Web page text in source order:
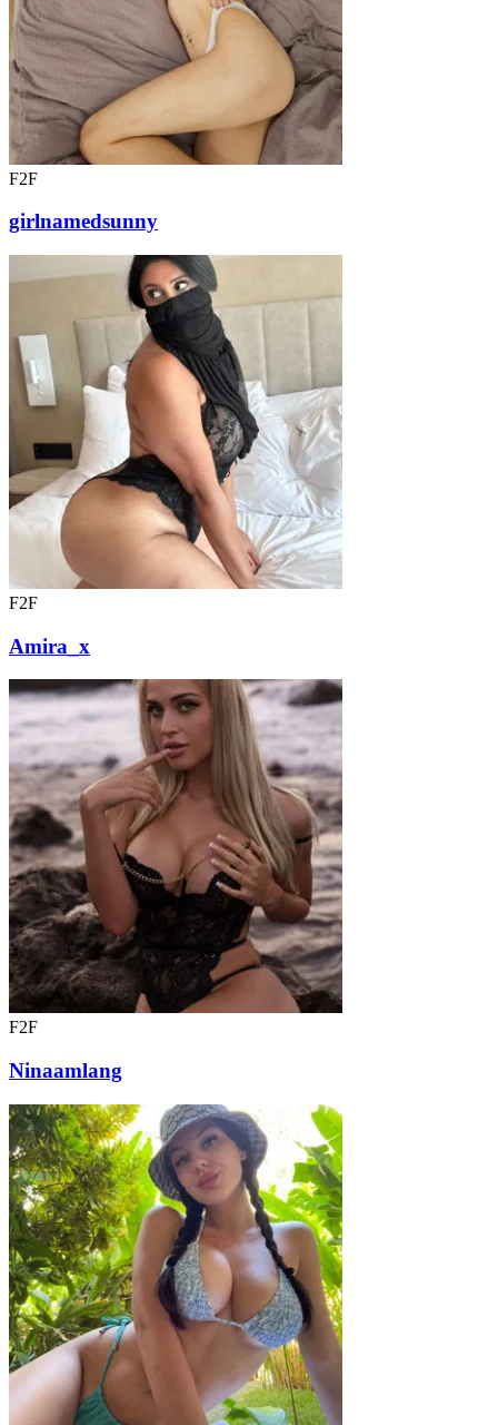
F2F
girlnamedsunny
F2F
Amira_x
F2F
Ninaamlang